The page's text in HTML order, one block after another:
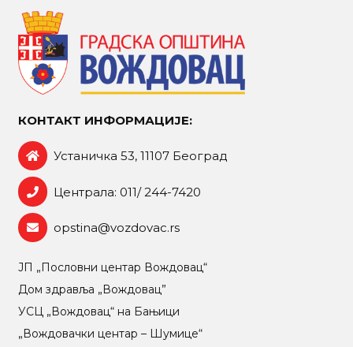
КОНТАКТ ИНФОРМАЦИЈЕ:
Устаничка 53, 11107 Београд
Централа: 011/ 244-7420
opstina@vozdovac.rs
ЈП „Пословни центар Вождовац“
Дом здравља „Вождовац”
УСЦ „Вождовац“ на Бањици
„Вождовачки центар – Шумице“